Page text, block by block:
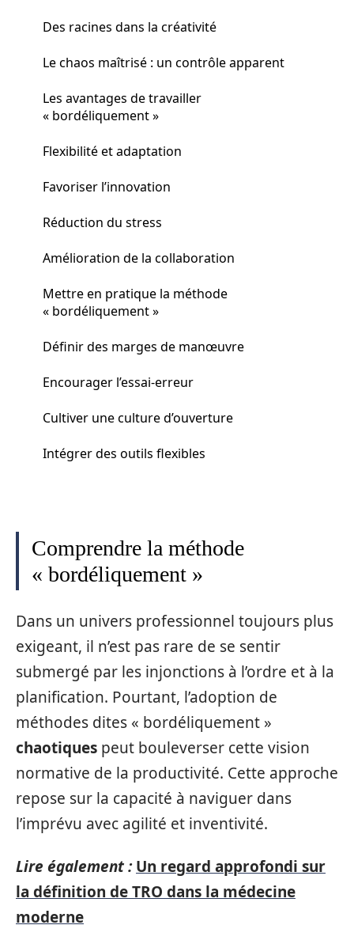
Des racines dans la créativité
Le chaos maîtrisé : un contrôle apparent
Les avantages de travailler
« bordéliquement »
Flexibilité et adaptation
Favoriser l’innovation
Réduction du stress
Amélioration de la collaboration
Mettre en pratique la méthode
« bordéliquement »
Définir des marges de manœuvre
Encourager l’essai-erreur
Cultiver une culture d’ouverture
Intégrer des outils flexibles
Comprendre la méthode
« bordéliquement »
Dans un univers professionnel toujours plus
exigeant, il n’est pas rare de se sentir
submergé par les injonctions à l’ordre et à la
planification. Pourtant, l’adoption de
méthodes dites « bordéliquement »
chaotiques peut bouleverser cette vision
normative de la productivité. Cette approche
repose sur la capacité à naviguer dans
l’imprévu avec agilité et inventivité.
Lire également : Un regard approfondi sur
la définition de TRO dans la médecine
moderne